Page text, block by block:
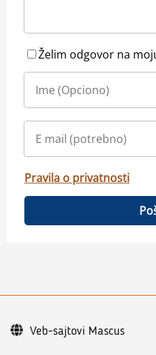
Želim odgovor na
Pravila o privatnosti
Veb-sajtovi Mascus